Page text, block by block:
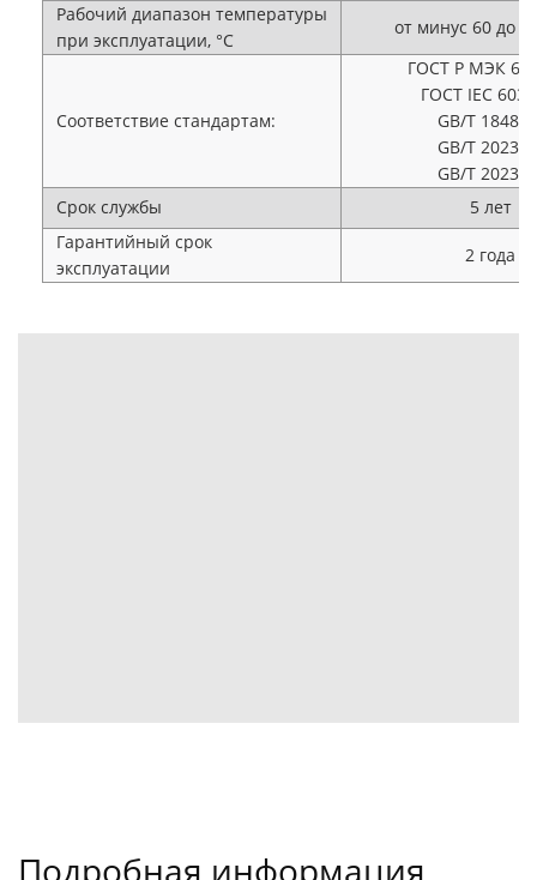
Рабочий диапазон температуры
при эксплуатации, °С
от минус 60 до
Соответствие стандартам:
ГОСТ Р МЭК
ГОСТ IEC
GB/T
GB/T
GB/T
Срок службы
5 лет
Гарантийный срок
эксплуатации
2 года
Подробная информация